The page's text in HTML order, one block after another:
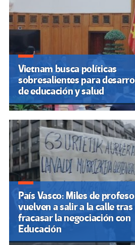
Vietnam busca políticas
sobresalientes para
de educación y salud
País Vasco: Miles de
vuelven a salir a la calle tras
fracasar la negociación con
Educación